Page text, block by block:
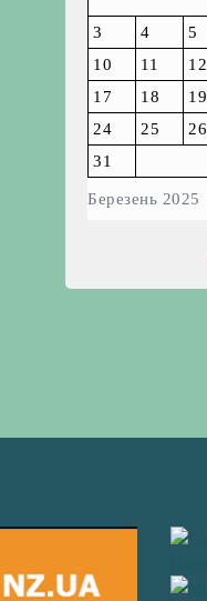
Березень 2025
3
4 5
10
11 12
17
18 19
24
25 26
31